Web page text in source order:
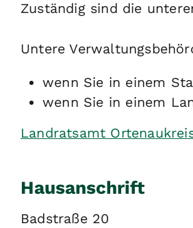
Zuständig sind die
Untere
wenn Sie in einem
wenn Sie in einem
Landratsamt
Hausanschrift
Badstraße 20